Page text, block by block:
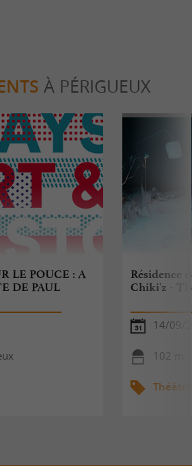
À PÉRIGUEUX
LE POUCE : A
DE PAUL
Résidence
Chiki'z -
14/09/
102 m
Théâtre